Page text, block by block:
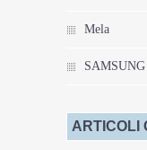
Mela
SAMSUNG
ARTICOLI